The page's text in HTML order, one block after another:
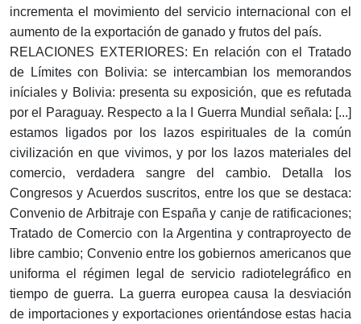
incrementa el movimiento del servicio internacional con el
aumento de la exportación de ganado y frutos del país.
RELACIONES EXTERIORES: En relación con el Tratado
de Límites con Bolivia: se intercambian los memorandos
iníciales y Bolivia: presenta su exposición, que es refutada
por el Paraguay. Respecto a la I Guerra Mundial señala: [...]
estamos ligados por los lazos espirituales de la común
civilización en que vivimos, y por los lazos materiales del
comercio, verdadera sangre del cambio. Detalla los
Congresos y Acuerdos suscritos, entre los que se destaca:
Convenio de Arbitraje con España y canje de ratificaciones;
Tratado de Comercio con la Argentina y contraproyecto de
libre cambio; Convenio entre los gobiernos americanos que
uniforma el régimen legal de servicio radiotelegráfico en
tiempo de guerra. La guerra europea causa la desviación
de importaciones y exportaciones orientándose estas hacia